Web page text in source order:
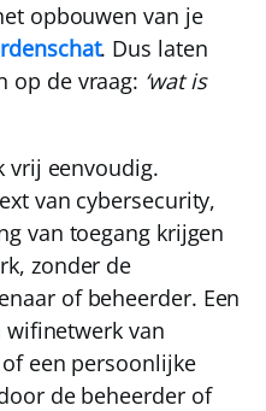
opbouwen van je
. Dus laten
op de vraag: ‘wat is
vrij eenvoudig.
van cybersecurity,
van toegang krijgen
zonder de
of beheerder. Een
wifinetwerk van
een persoonlijke
de beheerder of